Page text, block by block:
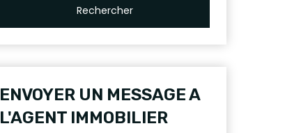
Rechercher
ENVOYER UN MESSAGE A
L'AGENT IMMOBILIER